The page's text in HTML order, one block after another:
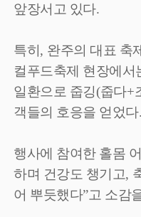
앞장서고 있다.
특히, 완주의 대표 축
컬푸드축제 현장에서
일환으로 줍깅(줍다+
객들의 호응을 얻었다.
행사에 참여한 홀몸
하며 건강도 챙기고,
어 뿌듯했다”고 소감